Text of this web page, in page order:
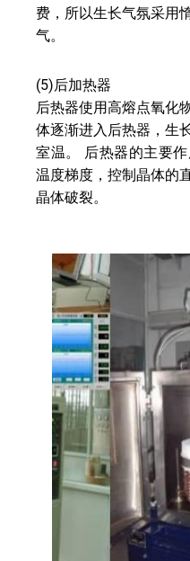
费，所以生长气氛采用
气。
(5)后加热器
后热器使用高熔点氧化
体逐渐进入后热器，生
室温。 后热器的主要
温度梯度，控制晶体的
晶体破裂。